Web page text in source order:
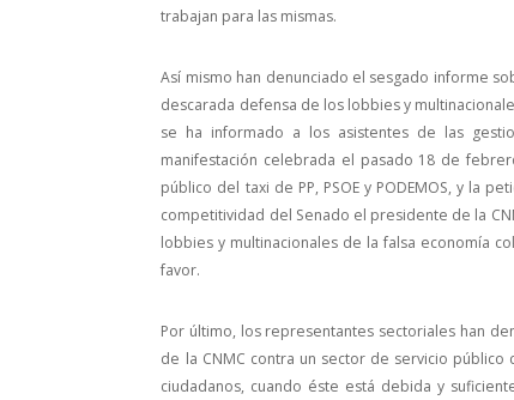
trabajan para las mismas.
Así mismo han denunciado el sesgado informe
descarada defensa de los lobbies y
se ha informado a los asistentes de las
manifestación celebrada el pasado 18 de
público del taxi de PP, PSOE y PODEMOS, y la
competitividad del Senado el presidente de la
lobbies y multinacionales de la falsa economía
favor.
Por último, los representantes sectoriales han
de la CNMC contra un sector de servicio
ciudadanos, cuando éste está debida y